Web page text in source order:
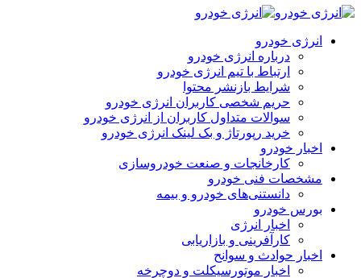
انرژی خودرو
درباره انرژی خودرو
ارتباط با تیم انرژی خودرو
شرایط بازنشر محتوا
حریم شخصی کاربران انرژی خودرو
سوالات متداول کاربران از انرژی خودرو
خرید رپورتاژ و بک لینک انرژی خودرو
اخبار خودرو
کارخانجات و صنعت خودروسازی
مشخصات فنی خودرو
دانستنی‌های خودرو و بیمه
بورس خودرو
اخبار انرژی
کارآفرینی و بازاریابی
اخبار حوادث و سوانح
اخبار موتورسیکلت و دوچرخه